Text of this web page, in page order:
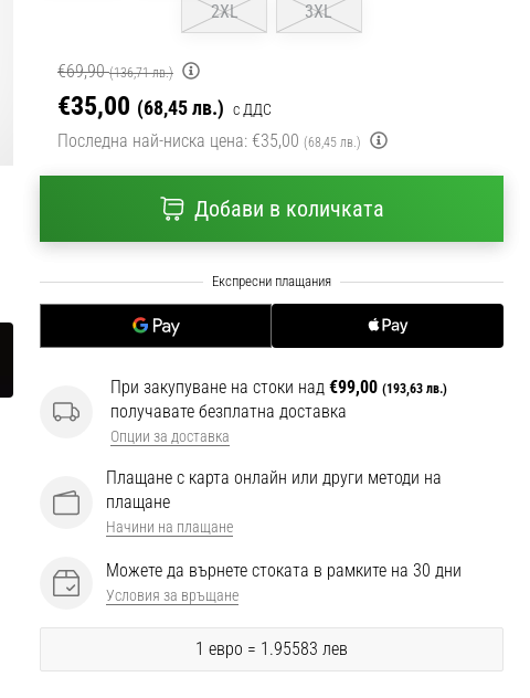
2XL 3XL
€69,90 (136,71 лв.)
€35,00 (68,45 лв.) с ДДС
Последна най-ниска цена: €35,00 (68,45 лв.)
Добави в количката
При закупуване на стоки над €99,00 (193,63 лв.)
получавате безплатна доставка
Опции за доставка
Плащане с карта онлайн или други методи на
плащане
Начини на плащане
Можете да върнете стоката в рамките на 30 дни
Условия за връщане
1 евро = 1.95583 лев